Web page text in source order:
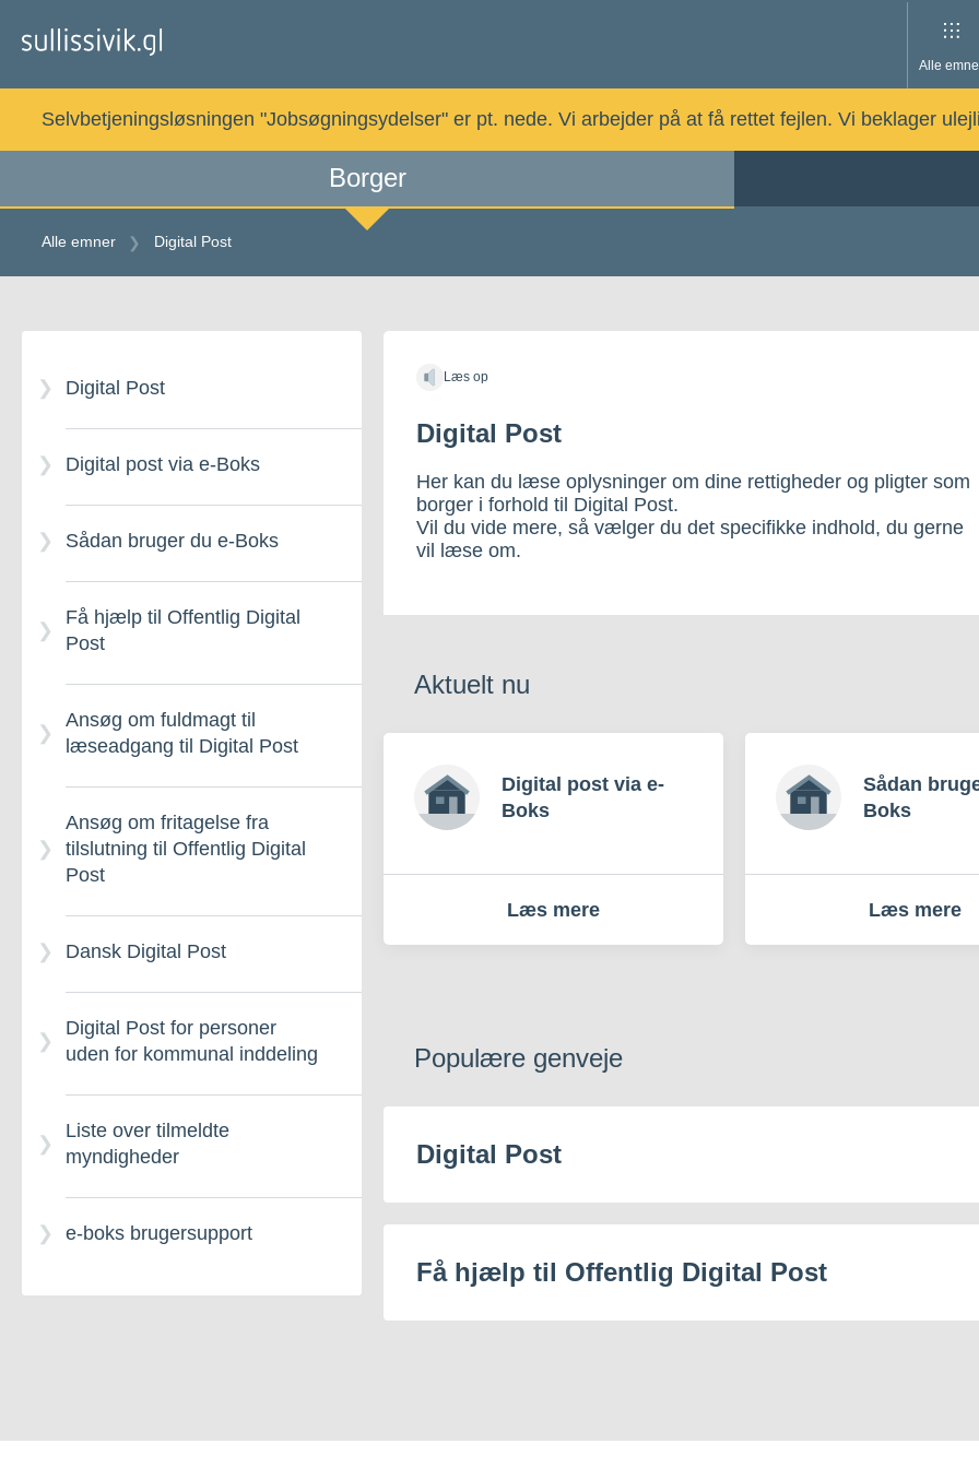
Alle
Selvbetjeningsløsningen "Jobsøgningsydelser" er pt. nede. Vi arbejder på at få rettet fejlen. Vi beklager
Borger
Alle emner Digital Post
indholdetDigital Post
Digital post via e-Boks
Sådan bruger du e-Boks
Få hjælp til Offentlig Digital
Post
Ansøg om fuldmagt til
læseadgang til Digital Post
Ansøg om fritagelse fra
tilslutning til Offentlig Digital
Post
Dansk Digital Post
Digital Post for personer
uden for kommunal inddeling
Liste over tilmeldte
myndigheder
e-boks brugersupport
Læs op
Digital Post
Her kan du læse oplysninger om dine rettigheder og pligter som
borger i forhold til Digital Post.
Vil du vide mere, så vælger du det specifikke indhold, du gerne
vil læse om.
Aktuelt nu
Digital post via e-
Boks
Læs mere
Sådan
Boks
Læs mere
Populære genveje
Digital Post
Få hjælp til Offentlig Digital Post